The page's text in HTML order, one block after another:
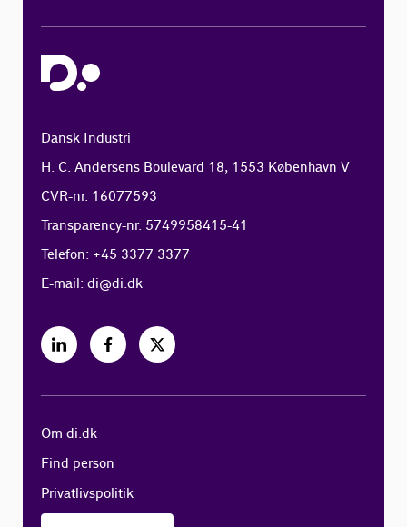
Dansk Industri
H. C. Andersens Boulevard 18, 1553 København V
CVR-nr. 16077593
Transparency-nr. 5749958415-41
Telefon: +45 3377 3377
E-mail:di@di.dk
Om di.dk
Find person
Privatlivspolitik